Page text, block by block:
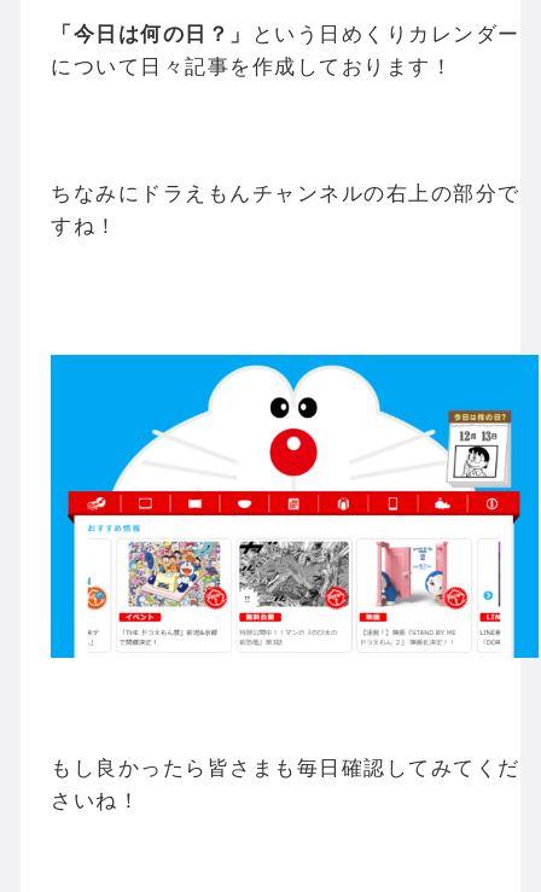
「今日は何の日？」
という日めくりカレンダー
について日々記事を作成しております！
ちなみにドラえもんチャンネルの右上の部分で
すね！
もし良かったら皆さまも毎日確認してみてくだ
さいね！